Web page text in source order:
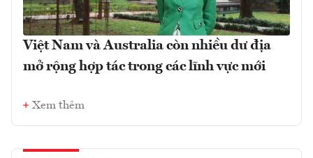
Việt Nam và Australia còn nhiều dư địa
mở rộng hợp tác trong các lĩnh vực mới
Xem thêm